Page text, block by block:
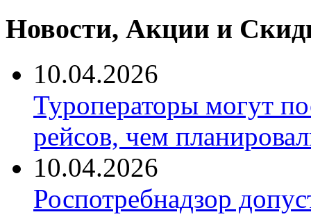
Новости, Акции и
10.04.2026
Туроператоры могут
рейсов, чем
10.04.2026
Роспотребнадзор